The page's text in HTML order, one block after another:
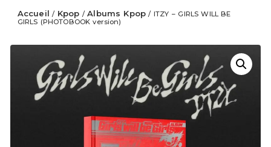
Accueil / Kpop /Albums Kpop/ ITZY – GIRLS WILL BE
GIRLS (PHOTOBOOK version)